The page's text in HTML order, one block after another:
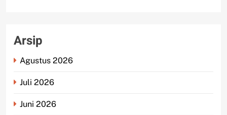
Arsip
Agustus 2026
Juli 2026
Juni 2026